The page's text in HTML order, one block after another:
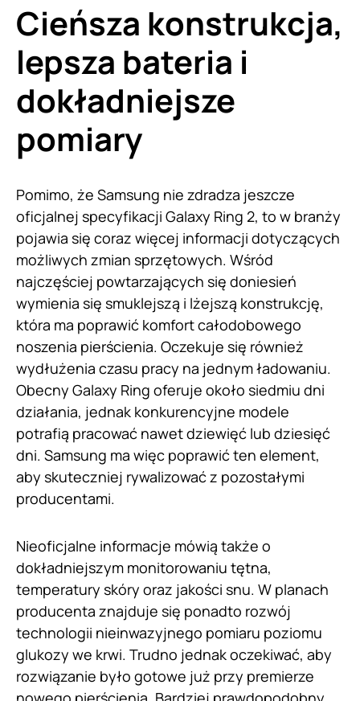
Cieńsza konstrukcja,
lepsza bateria i
dokładniejsze
pomiary
Pomimo, że Samsung nie zdradza jeszcze
oficjalnej specyfikacji Galaxy Ring 2, to w branży
pojawia się coraz więcej informacji dotyczących
możliwych zmian sprzętowych. Wśród
najczęściej powtarzających się doniesień
wymienia się smuklejszą i lżejszą konstrukcję,
która ma poprawić komfort całodobowego
noszenia pierścienia. Oczekuje się również
wydłużenia czasu pracy na jednym ładowaniu.
Obecny Galaxy Ring oferuje około siedmiu dni
działania, jednak konkurencyjne modele
potrafią pracować nawet dziewięć lub dziesięć
dni. Samsung ma więc poprawić ten element,
aby skuteczniej rywalizować z pozostałymi
producentami.
Nieoficjalne informacje mówią także o
dokładniejszym monitorowaniu tętna,
temperatury skóry oraz jakości snu. W planach
producenta znajduje się ponadto rozwój
technologii nieinwazyjnego pomiaru poziomu
glukozy we krwi. Trudno jednak oczekiwać, aby
rozwiązanie było gotowe już przy premierze